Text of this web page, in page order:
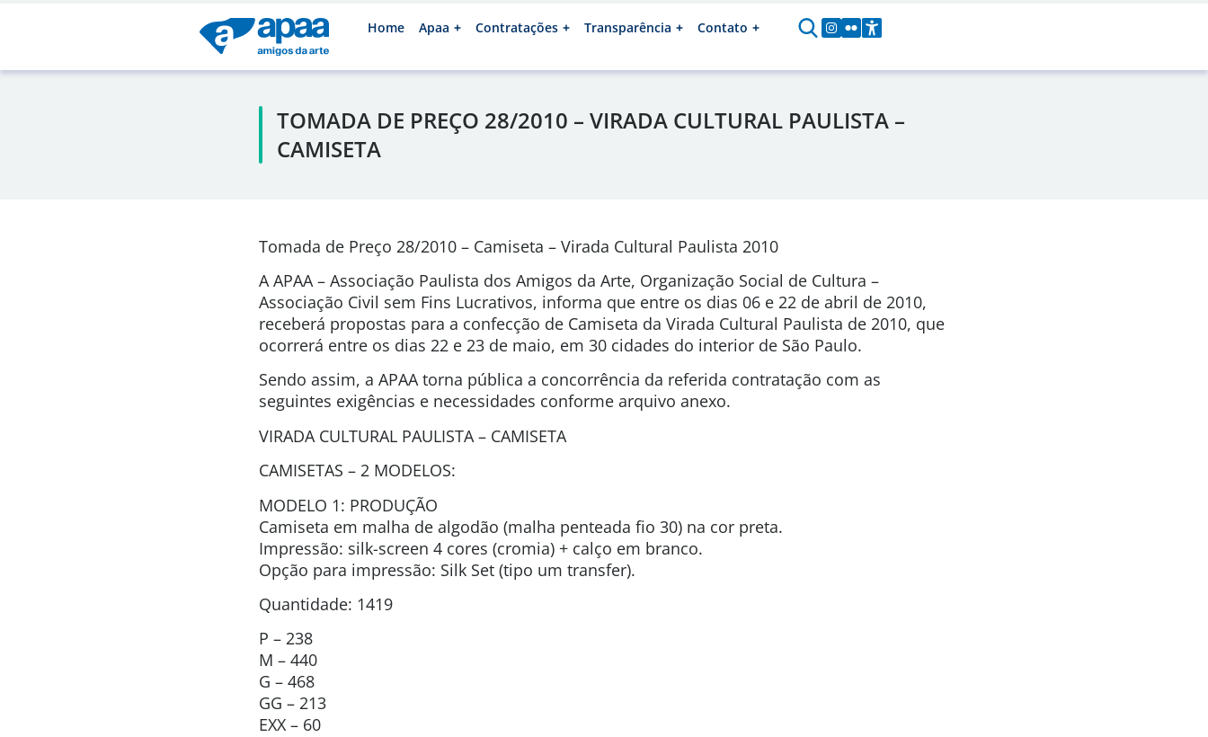
Home Apaa Contratações Transparência Contato
TOMADA DE PREÇO 28/2010 – VIRADA CULTURAL PAULISTA –
CAMISETA
Tomada de Preço 28/2010 – Camiseta – Virada Cultural Paulista 2010
A APAA – Associação Paulista dos Amigos da Arte, Organização Social de Cultura –
Associação Civil sem Fins Lucrativos, informa que entre os dias 06 e 22 de abril de 2010,
receberá propostas para a confecção de Camiseta da Virada Cultural Paulista de 2010, que
ocorrerá entre os dias 22 e 23 de maio, em 30 cidades do interior de São Paulo.
Sendo assim, a APAA torna pública a concorrência da referida contratação com as
seguintes exigências e necessidades conforme arquivo anexo.
VIRADA CULTURAL PAULISTA – CAMISETA
CAMISETAS – 2 MODELOS:
MODELO 1: PRODUÇÃO
Camiseta em malha de algodão (malha penteada fio 30) na cor preta.
Impressão: silk-screen 4 cores (cromia) + calço em branco.
Opção para impressão: Silk Set (tipo um transfer).
Quantidade: 1419
P – 238
M – 440
G – 468
GG – 213
EXX – 60